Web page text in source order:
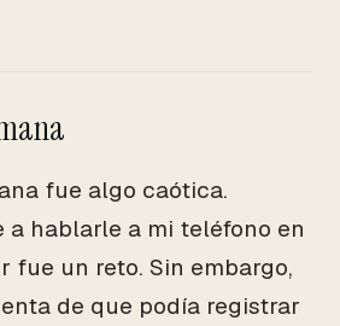
fue algo caótica.
a hablarle a mi teléfono en
fue un reto. Sin embargo,
de que podía registrar